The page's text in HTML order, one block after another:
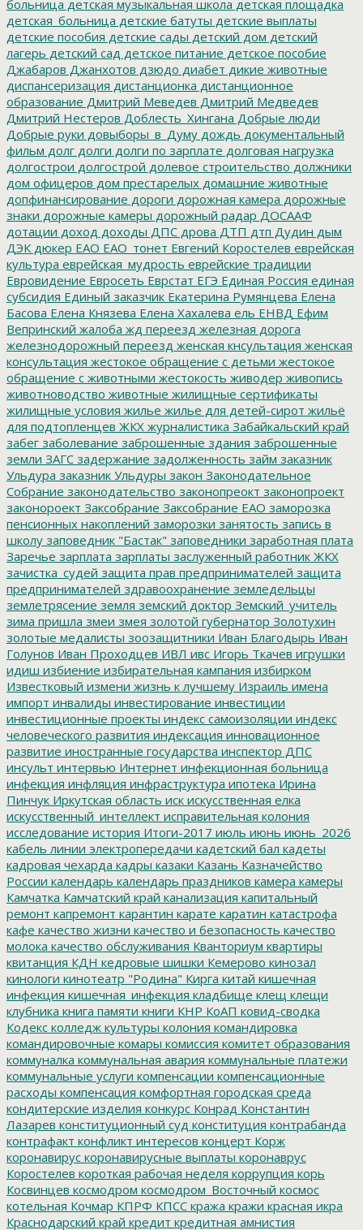
больница детская музыкальная школа детская площадка
детская_больница детские батуты детские выплаты
детские пособия детские сады детский дом детский
лагерь детский сад детское питание детское пособие
Джабаров Джанхотов дзюдо диабет дикие животные
диспансеризация дистанционка дистанционное
образование Дмитрий Меведев Дмитрий Медведев
Дмитрий Нестеров Доблесть_Хингана Добрые люди
Добрые руки довыборы_в_Думу дождь документальный
фильм долг долги долги по зарплате долговая нагрузка
долгострои долгострой долевое строительство должники
дом офицеров дом престарелых домашние животные
допфинансирование дороги дорожная камера дорожные
знаки дорожные камеры дорожный радар ДОСААФ
дотации доход доходы ДПС дрова ДТП дтп Дудин дым
ДЭК дюкер ЕАО ЕАО_тонет Евгений Коростелев еврейская
культура еврейская_мудрость еврейские традиции
Евровидение Евросеть Еврстат ЕГЭ Единая Россия единая
субсидия Единый заказчик Екатерина Румянцева Елена
Басова Елена Князева Елена Хахалева ель ЕНВД Ефим
Вепринский жалоба жд переезд железная дорога
железнодорожный переезд женская кнсультация женская
консультация жестокое обращение с детьми жестокое
обращение с животными жестокость живодер живопись
животноводство животные жилищные сертификаты
жилищные условия жилье жилье для детей-сирот жильё
для подтопленцев ЖКХ журналистика Забайкальский край
забег заболевание заброшенные здания заброшенные
земли ЗАГС задержание задолженность займ заказник
Ульдура заказник Ульдуры закон Законодательное
Собрание законодательство законопреокт законопроект
законороект Заксобрание Заксобрание ЕАО заморозка
пенсионных накоплений заморозки занятость запись в
школу заповедник "Бастак" заповедники заработная плата
Заречье зарплата зарплаты заслуженный работник ЖКХ
зачистка_судей защита прав предпринимателей защита
предпринимателей здравоохранение земледельцы
землетрясение земля земский доктор Земский_учитель
зима пришла змеи змея золотой губернатор Золотухин
золотые медалисты зоозащитники Иван Благодырь Иван
Голунов Иван Проходцев ИВЛ ивс Игорь Ткачев игрушки
идиш избиение избирательная кампания избирком
Известковый измени жизнь к лучшему Израиль имена
импорт инвалиды инвестирование инвестиции
инвестиционные проекты индекс самоизоляции индекс
человеческого развития индексация инновационное
развитие иностранные государства инспектор ДПС
инсульт интервью Интернет инфекционная больница
инфекция инфляция инфраструктура ипотека Ирина
Пинчук Иркутская область иск искусственная елка
искусственный_интеллект исправительная колония
исследование история Итоги-2017 июль июнь июнь_2026
кабель линии электропередачи кадетский бал кадеты
кадровая чехарда кадры казаки Казань Казначейство
России календарь календарь праздников камера камеры
Камчатка Камчатский край канализация капитальный
ремонт капремонт карантин карате каратин катастрофа
кафе качество жизни качество и безопасность качество
молока качество обслуживания Кванториум квартиры
квитанция КДН кедровые шишки Кемерово кинозал
кинологи кинотеатр "Родина" Кирга китай кишечная
инфекция кишечная_инфекция кладбище клещ клещи
клубника книга памяти книги КНР КоАП ковид-сводка
Кодекс колледж культуры колония командировка
командировочные комары комиссия комитет образования
коммуналка коммунальная авария коммунальные платежи
коммунальные услуги компенсации компенсационные
расходы компенсация комфортная городская среда
кондитерские изделия конкурс Конрад Константин
Лазарев конституционный суд конституция контрабанда
контрафакт конфликт интересов концерт Корж
коронавирус коронавирусные выплаты коронаврус
Коростелев короткая рабочая неделя коррупция корь
Косвинцев космодром космодром_Восточный космос
котельная Кочмар КПРФ КПСС кража кражи красная икра
Краснодарский край кредит кредитная амнистия